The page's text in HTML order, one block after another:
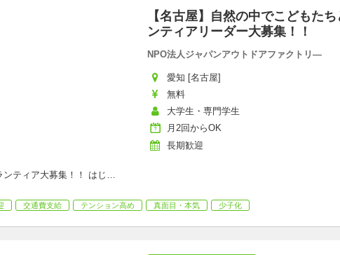
【名古屋】自然の中でこどもた
ンティアリーダー大募集！！
NPO法人ジャパンアウトドアファクトリ―
愛知 [名古屋]
無料
大学生・専門学生
月2回からOK
長期歓迎
ンティア大募集！！ はじ …
交通費支給 テンション高め 真面目・本気 少子化